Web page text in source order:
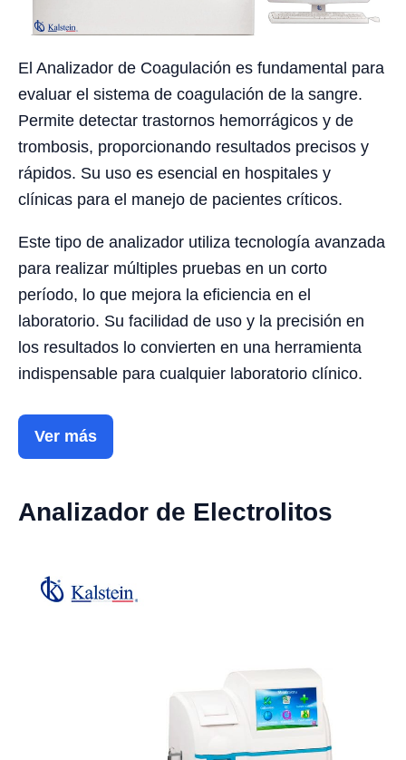
El Analizador de Coagulación es fundamental para
evaluar el sistema de coagulación de la sangre.
Permite detectar trastornos hemorrágicos y de
trombosis, proporcionando resultados precisos y
rápidos. Su uso es esencial en hospitales y
clínicas para el manejo de pacientes críticos.
Este tipo de analizador utiliza tecnología avanzada
para realizar múltiples pruebas en un corto
período, lo que mejora la eficiencia en el
laboratorio. Su facilidad de uso y la precisión en
los resultados lo convierten en una herramienta
indispensable para cualquier laboratorio clínico.
Ver más
Analizador de Electrolitos